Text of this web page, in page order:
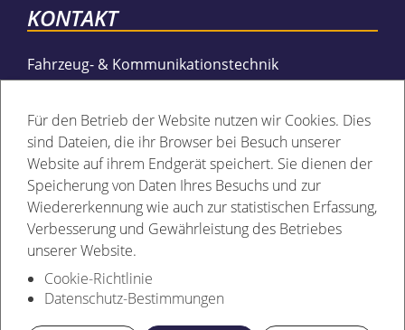
Für den Betrieb der Website nutzen wir Cookies. Dies
sind Dateien, die ihr Browser bei Besuch unserer
Website auf ihrem Endgerät speichert. Sie dienen der
Speicherung von Daten Ihres Besuchs und zur
Wiedererkennung wie auch zur statistischen Erfassung,
Verbesserung und Gewährleistung des Betriebes
unserer Website.
Cookie-Richtlinie
Datenschutz-Bestimmungen
KONTAKT
Fahrzeug- & Kommunikationstechnik
Brockmann GmbH
33106 Paderborn
(Autohof Mönkeloh – A33)
Ihre Ansprechpartner
Fabian Brockmann
Telefon: 05251-683297-1
Bastian Lachenicht
Telefon: 05251-683297-2